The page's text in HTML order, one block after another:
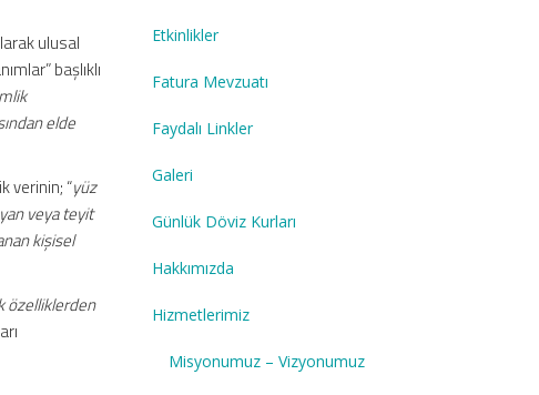
ulusal
başlıklı
elde
verinin; “yüz
veya teyit
kişisel
özelliklerden
Etkinlikler
Fatura Mevzuatı
Faydalı Linkler
Galeri
Günlük Döviz Kurları
Hakkımızda
Hizmetlerimiz
Misyonumuz – Vizyonumuz